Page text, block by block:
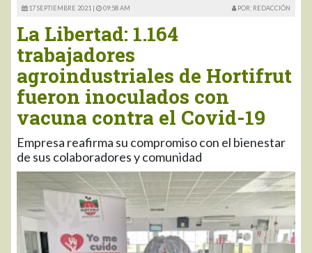
17 SEPTIEMBRE 2021 | 09:58 AM POR: REDACCIÓN
La Libertad: 1.164
trabajadores
agroindustriales de Hortifrut
fueron inoculados con
vacuna contra el Covid-19
Empresa reafirma su compromiso con el bienestar
de sus colaboradores y comunidad